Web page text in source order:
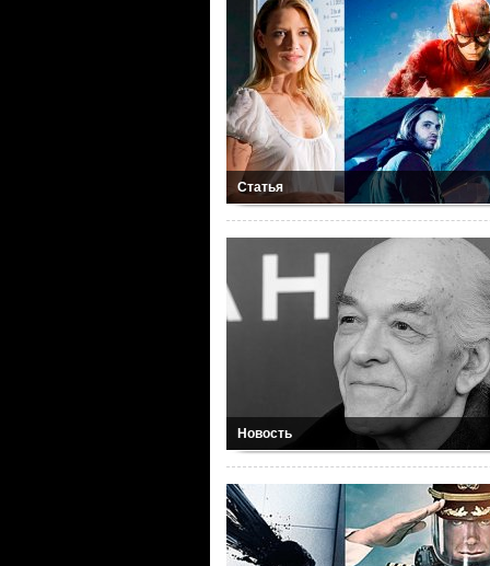
Статья
Новость